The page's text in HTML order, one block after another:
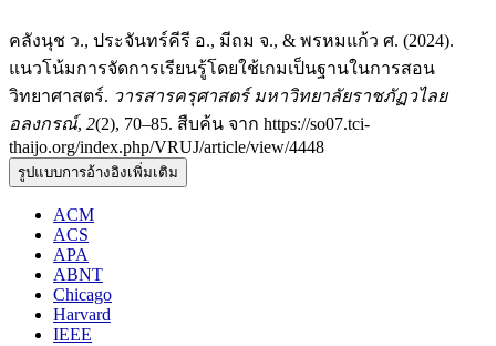
คลังนุช ว., ประจันทร์คีรี อ., มีถม จ., & พรหมแก้ว ศ. (2024).
แนวโน้มการจัดการเรียนรู้โดยใช้เกมเป็นฐานในการสอน
วิทยาศาสตร์. วารสารครุศาสตร์ มหาวิทยาลัยราชภัฏวไลย
อลงกรณ์, 2(2), 70–85. สืบค้น จาก https://so07.tci-
thaijo.org/index.php/VRUJ/article/view/4448
รูปแบบการอ้างอิงเพิ่มเติม
ACM
ACS
APA
ABNT
Chicago
Harvard
IEEE